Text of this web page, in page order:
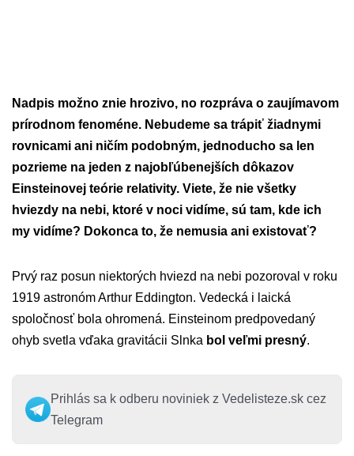
Nadpis možno znie hrozivo, no rozpráva o zaujímavom
prírodnom fenoméne. Nebudeme sa trápiť žiadnymi
rovnicami ani ničím podobným, jednoducho sa len
pozrieme na jeden z najobľúbenejších dôkazov
Einsteinovej teórie relativity. Viete, že nie všetky
hviezdy na nebi, ktoré v noci vidíme, sú tam, kde ich
my vidíme? Dokonca to, že nemusia ani existovať?
Prvý raz posun niektorých hviezd na nebi pozoroval v roku
1919 astronóm Arthur Eddington. Vedecká i laická
spoločnosť bola ohromená. Einsteinom predpovedaný
ohyb svetla vďaka gravitácii Slnka bol veľmi presný.
Prihlás sa k odberu noviniek z Vedelisteze.sk cez
Telegram